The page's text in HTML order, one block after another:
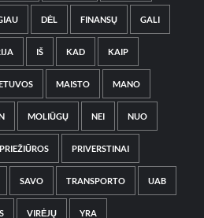
DĖL FINANSŲ GALI
IŠ KAD KAIP
MAISTO MANO
MOLIŪGŲ NEI NUO
PRIEŽIŪROS PRIVERSTINAI
SAVO TRANSPORTO UAB
VIRĖJŲ YRA